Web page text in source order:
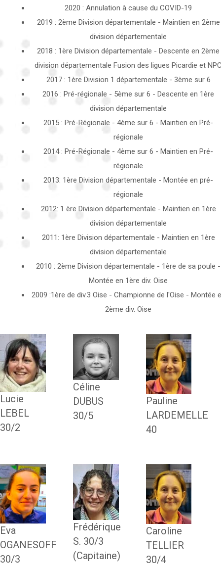
2020 : Annulation à cause du COVID-19
2019 : 2ème Division départementale - Maintien en 2ème
division départementale
2018 : 1ère Division départementale - Descente en 2ème
division départementale Fusion des ligues Picardie et
2017 : 1ère Division 1 départementale - 3ème sur 6
2016 : Pré-régionale - 5ème sur 6 - Descente en 1ère
division départementale
2015 : Pré-Régionale - 4ème sur 6 - Maintien en Pré-
régionale
2014 : Pré-Régionale - 4ème sur 6 - Maintien en Pré-
régionale
2013: 1ère Division départementale - Montée en pré-
régionale
2012: 1 ère Division départementale - Maintien en 1ère
division départementale
2011: 1ère Division départementale - Maintien en 1ère
division départementale
2010 : 2ème Division départementale - 1ère de sa poule -
Montée en 1ère div. Oise
2009 :1ère de div.3 Oise - Championne de l'Oise - Montée
2ème div. Oise
Lucie
LEBEL
30/2
Céline
DUBUS
30/5
Pauline
LARDEMELLE
40
Eva
OGANESOFF
30/3
Frédérique
S. 30/3
(Capitaine)
Caroline
TELLIER
30/4